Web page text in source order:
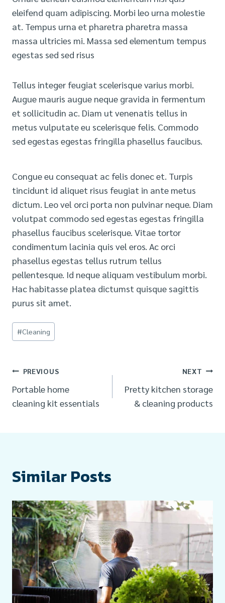
eleifend quam adipiscing. Morbi leo urna molestie
at. Tempus urna et pharetra pharetra massa
massa ultricies mi. Massa sed elementum tempus
egestas sed sed risus
Tellus integer feugiat scelerisque varius morbi.
Augue mauris augue neque gravida in fermentum
et sollicitudin ac. Diam ut venenatis tellus in
metus vulputate eu scelerisque felis. Commodo
sed egestas egestas fringilla phasellus faucibus.
Congue eu consequat ac felis donec et. Turpis
tincidunt id aliquet risus feugiat in ante metus
dictum. Leo vel orci porta non pulvinar neque. Diam
volutpat commodo sed egestas egestas fringilla
phasellus faucibus scelerisque. Vitae tortor
condimentum lacinia quis vel eros. Ac orci
phasellus egestas tellus rutrum tellus
pellentesque. Id neque aliquam vestibulum morbi.
Hac habitasse platea dictumst quisque sagittis
purus sit amet.
Post
Tags:
#Cleaning
Post
navigation
PREVIOUS
Portable home
cleaning kit essentials
NEXT
Pretty kitchen storage
& cleaning products
Similar Posts